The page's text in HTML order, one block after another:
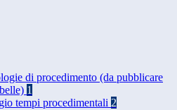
di procedimento (da pubblicare
1
tempi procedimentali 2